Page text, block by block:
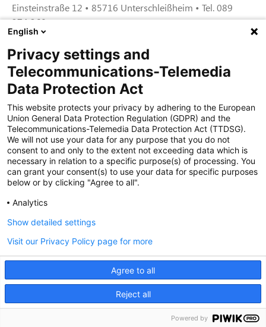
Einsteinstraße 12 • 85716 Unterschleißheim • Tel. 089
374 360
Zertifiziert für das Sicherheitsmanagem
entsystem unter TU4® durch TÜViT Essen
Zertifiziert für das QM-System nach DIN EN
ISO 9001: 2015, Reg.-Nr. 44 100 091350
durch TÜV NORD CERT
Zertifiziert für Sicherheits- und
Zertifiziert als qualifiziertes Unternehmen für
öffentliche Aufträge durch das ABZ Bayern
im Auftrag der IHK und Handwerks-
kammern in Bayern
English
Privacy settings and
Telecommunications-Telemedia
Data Protection Act
This website protects your privacy by adhering to the European
Union General Data Protection Regulation (GDPR) and the
Telecommunications-Telemedia Data Protection Act (TTDSG).
We will not use your data for any purpose that you do not
consent to and only to the extent not exceeding data which is
necessary in relation to a specific purpose(s) of processing. You
can grant your consent(s) to use your data for specific purposes
below or by clicking "Agree to all".
Analytics
Agree to all
Reject all
Show detailed settings
Visit our Privacy Policy page for more
Powered by